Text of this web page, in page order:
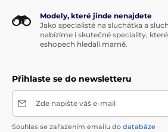
Modely, které jinde nenajdete
Jako specialisté na sluchátka a
nabízíme i skutečné speciality,
eshopech hledali marně.
Přihlaste se do newsletteru
Zde napište váš e-mail
Souhlas se zařazením emailu do databáze